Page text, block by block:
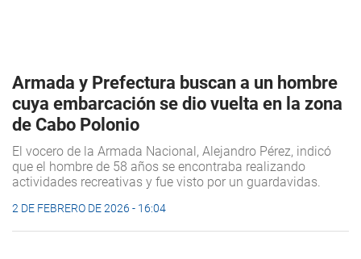
Armada y Prefectura buscan a un hombre
cuya embarcación se dio vuelta en la zona
de Cabo Polonio
El vocero de la Armada Nacional, Alejandro Pérez, indicó
que el hombre de 58 años se encontraba realizando
actividades recreativas y fue visto por un guardavidas.
2 DE FEBRERO DE 2026 - 16:04